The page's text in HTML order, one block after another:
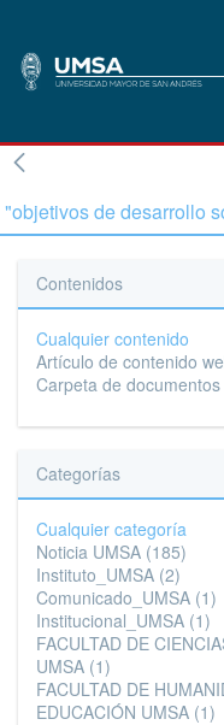
Contenidos
Cualquier contenido
Artículo de contenido
Carpeta de documentos
Categorías
Cualquier categoría
Noticia UMSA (185)
Instituto_UMSA (2)
Comunicado_UMSA (1)
Institucional_UMSA (1)
FACULTAD DE
UMSA (1)
FACULTAD DE
EDUCACIÓN UMSA (1)